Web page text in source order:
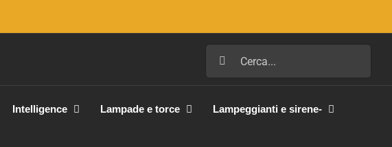
Cerca
per:
Intelligence Lampade e torce Lampeggianti e sirene-